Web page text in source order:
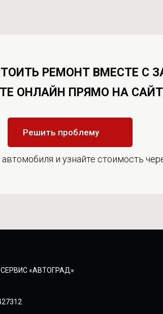
РЕМОНТ ВМЕСТЕ С
ОНЛАЙН ПРЯМО НА
Решить проблему
автомобиля и узнайте стоимость
«АВТОГРАД»